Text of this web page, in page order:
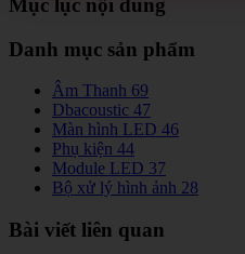
Mục lục nội dung
Danh mục sản phẩm
Âm Thanh 69
Dbacoustic 47
Màn hình LED 46
Phụ kiện 44
Module LED 37
Bộ xử lý hình ảnh 28
Bài viết liên quan